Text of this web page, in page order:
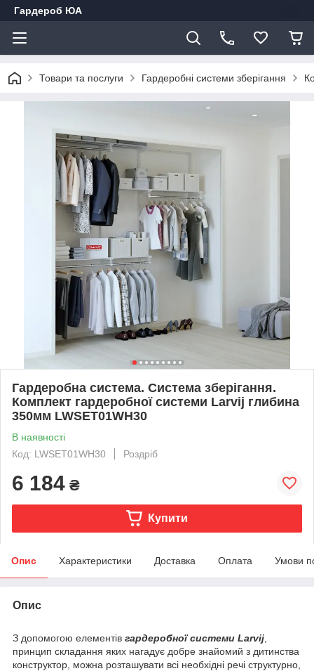
Гардероб ЮА
Товари та послуги Гардеробні системи зберігання
Гардеробна система. Система зберігання.
Комплект гардеробної системи Larvij глибина
350мм LWSET01WH30
В наявності
Код: LWSET01WH30
Роздріб
6 184 ₴
Купити
Опис Характеристики Доставка Оплата Умови
Опис
З допомогою елементів гардеробної системи Larvij
принцип складання яких нагадує добре знайомий з дитинства
конструктор, можна розташувати всі необхідні речі структурно,